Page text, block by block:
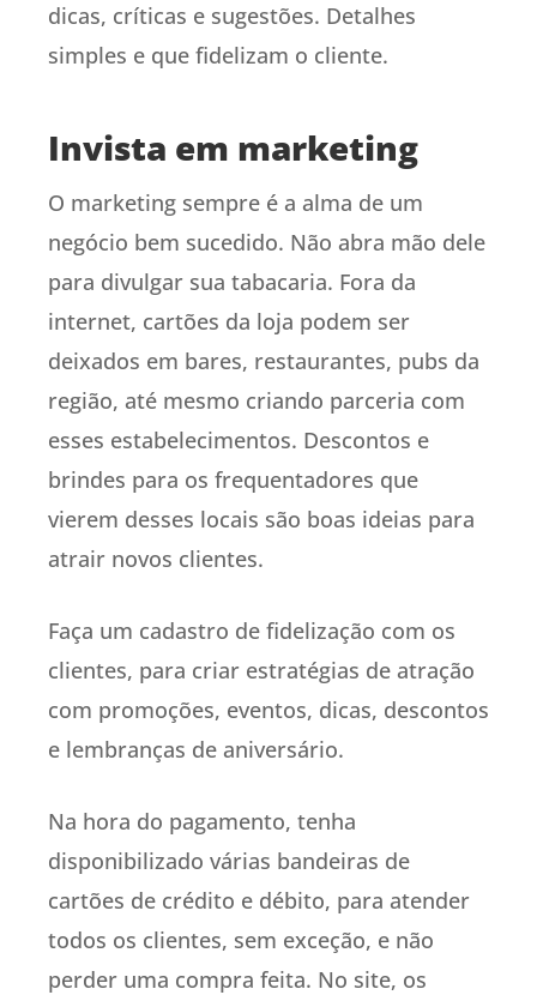
dicas, críticas e sugestões. Detalhes
simples e que fidelizam o cliente.
Invista em marketing
O marketing sempre é a alma de um
negócio bem sucedido. Não abra mão dele
para divulgar sua tabacaria. Fora da
internet, cartões da loja podem ser
deixados em bares, restaurantes, pubs da
região, até mesmo criando parceria com
esses estabelecimentos. Descontos e
brindes para os frequentadores que
vierem desses locais são boas ideias para
atrair novos clientes.
Faça um cadastro de fidelização com os
clientes, para criar estratégias de atração
com promoções, eventos, dicas, descontos
e lembranças de aniversário.
Na hora do pagamento, tenha
disponibilizado várias bandeiras de
cartões de crédito e débito, para atender
todos os clientes, sem exceção, e não
perder uma compra feita. No site, os